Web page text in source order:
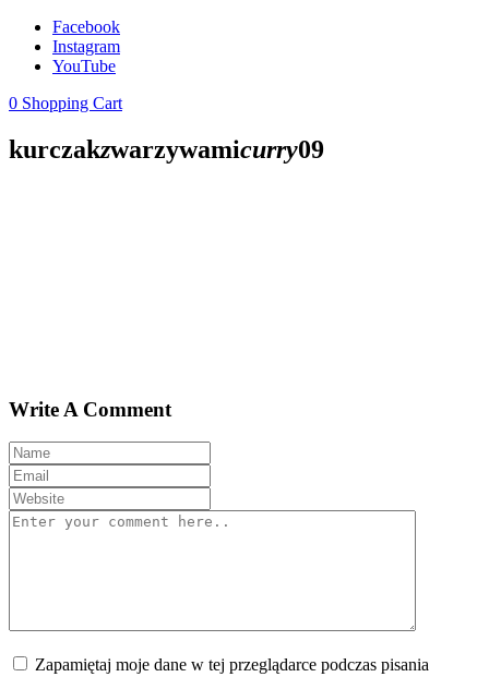
Facebook
Instagram
YouTube
0 Shopping Cart
kurczakzwarzywamicurry09
Write A Comment
Zapamiętaj moje dane w tej przeglądarce podczas pisania